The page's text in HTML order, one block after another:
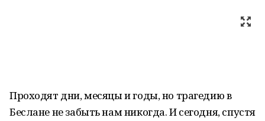
Проходят дни, месяцы и годы, но трагедию в
Беслане не забыть нам никогда. И сегодня, спустя